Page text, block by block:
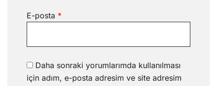
E-posta *
Daha sonraki yorumlarımda kullanılması
için adım, e-posta adresim ve site adresim